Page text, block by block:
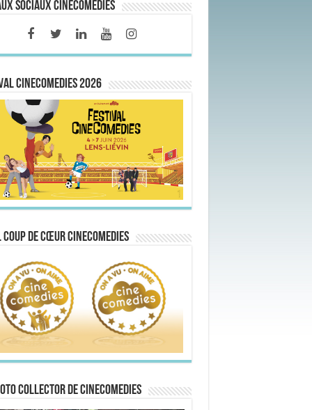
sociaux CineComedies
CINECOMEDIES 2026
de Cœur CineComedies
collector de CineComedies